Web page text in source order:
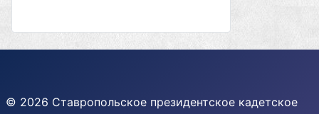
© 2026 Ставропольское президентское кадетское